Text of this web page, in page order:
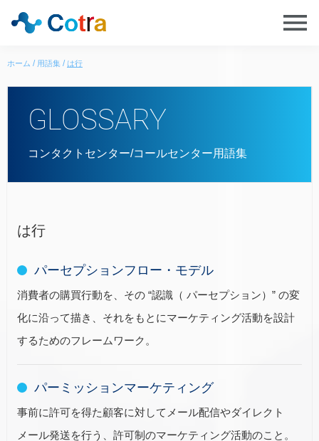
ホーム 用語集 は行
GLOSSARY
コンタクトセンター/コールセンター用語集
は行
パーセプションフロー・モデル
消費者の購買行動を、その “認識（ パーセプション）” の変
化に沿って描き、それをもとにマーケティング活動を設計
するためのフレームワーク。
パーミッションマーケティング
事前に許可を得た顧客に対してメール配信やダイレクト
メール発送を行う、許可制のマーケティング活動のこと。